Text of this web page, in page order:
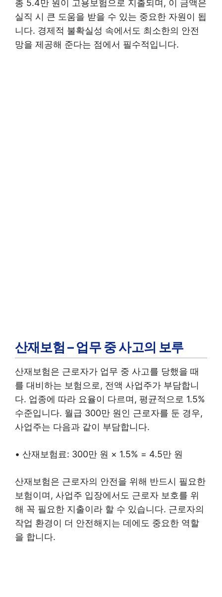
총 5.4만 원이 고용보험으로 지출되며, 이 금액은
실직 시 큰 도움을 받을 수 있는 중요한 자원이 됩
니다. 경제적 불확실성 속에서도 최소한의 안전
망을 제공해 준다는 점에서 필수적입니다.
산재보험 – 업무 중 사고의 보루
산재보험은 근로자가 업무 중 사고를 당했을 때
를 대비하는 보험으로, 전액 사업주가 부담합니
다. 업종에 따라 요율이 다르며, 평균적으로 1.5%
수준입니다. 월급 300만 원인 근로자를 둔 경우,
사업주는 다음과 같이 부담합니다.
• 산재보험료: 300만 원 × 1.5% = 4.5만 원
산재보험은 근로자의 안전을 위해 반드시 필요한
보험이며, 사업주 입장에서도 근로자 보호를 위
해 꼭 필요한 지출이라 할 수 있습니다. 근로자의
작업 환경이 더 안전해지는 데에도 중요한 역할
을 합니다.